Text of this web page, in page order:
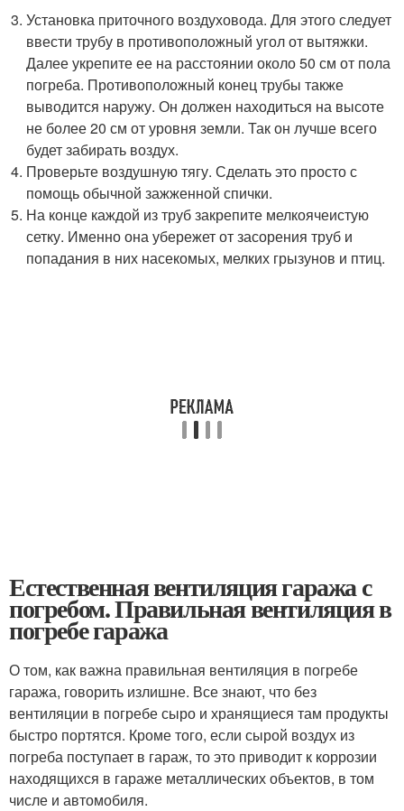
Установка приточного воздуховода. Для этого следует
ввести трубу в противоположный угол от вытяжки.
Далее укрепите ее на расстоянии около 50 см от пола
погреба. Противоположный конец трубы также
выводится наружу. Он должен находиться на высоте
не более 20 см от уровня земли. Так он лучше всего
будет забирать воздух.
Проверьте воздушную тягу. Сделать это просто с
помощь обычной зажженной спички.
На конце каждой из труб закрепите мелкоячеистую
сетку. Именно она убережет от засорения труб и
попадания в них насекомых, мелких грызунов и птиц.
Естественная вентиляция гаража с
погребом. Правильная вентиляция в
погребе гаража
О том, как важна правильная вентиляция в погребе
гаража, говорить излишне. Все знают, что без
вентиляции в погребе сыро и хранящиеся там продукты
быстро портятся. Кроме того, если сырой воздух из
погреба поступает в гараж, то это приводит к коррозии
находящихся в гараже металлических объектов, в том
числе и автомобиля.